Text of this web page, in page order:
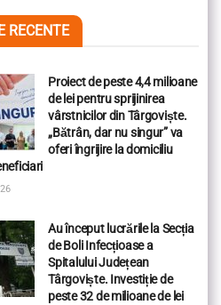
RECENTE
Proiect de peste 4,4 milioane
de lei pentru sprijinirea
vârstnicilor din Târgoviște.
„Bătrân, dar nu singur” va
oferi îngrijire la domiciliu
Au început lucrările la Secția
de Boli Infecțioase a
Spitalului Județean
Târgoviște. Investiție de
peste 32 de milioane de lei